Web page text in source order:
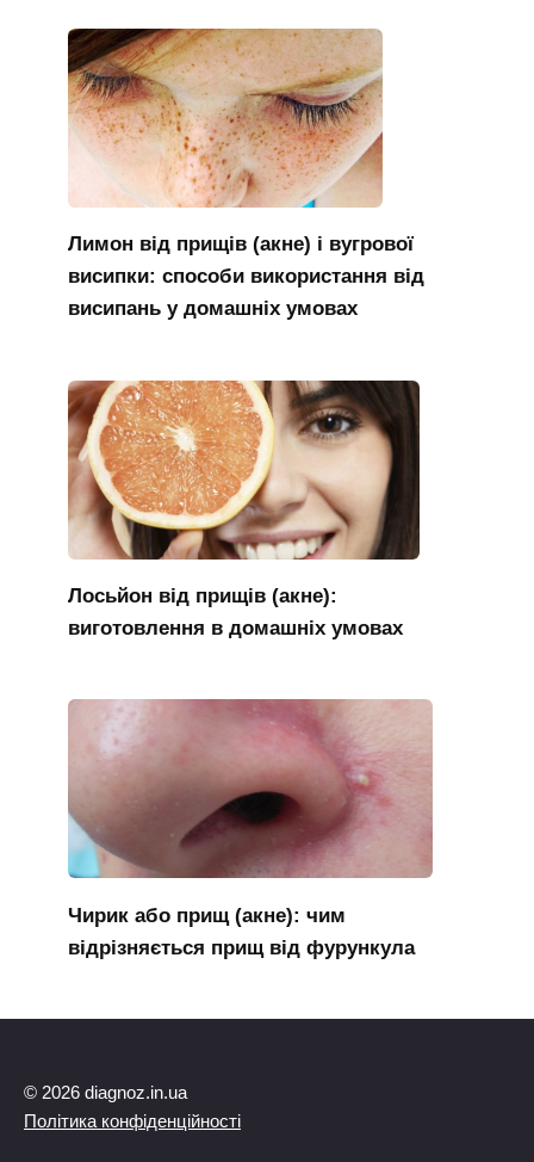
Лимон від прищів (акне) і вугрової
висипки: способи використання від
висипань у домашніх умовах
Лосьйон від прищів (акне):
виготовлення в домашніх умовах
Чирик або прищ (акне): чим
відрізняється прищ від фурункула
© 2026 diagnoz.in.ua
Політика конфіденційності